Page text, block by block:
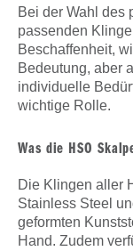
Bei der Wahl des
passenden
Beschaffenheit,
Bedeutung, aber
individuelle
wichtige Rolle.
Was die HSO
Die Klingen aller
Stainless Steel
geformten
Hand. Zudem